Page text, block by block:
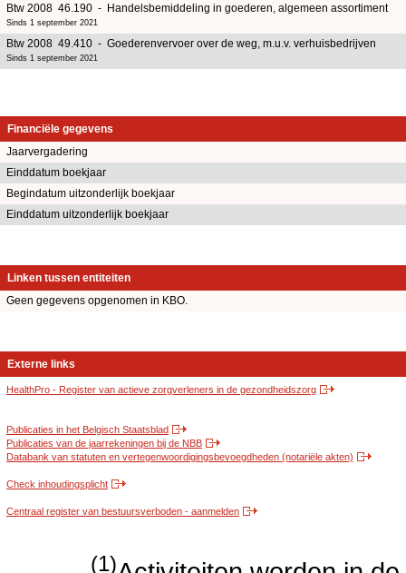
Btw 2008 46.190 - Handelsbemiddeling in goederen, algemeen assortiment
Sinds 1 september 2021
Btw 2008 49.410 - Goederenvervoer over de weg, m.u.v. verhuisbedrijven
Sinds 1 september 2021
Financiële gegevens
Jaarvergadering
Einddatum boekjaar
Begindatum uitzonderlijk boekjaar
Einddatum uitzonderlijk boekjaar
Linken tussen entiteiten
Geen gegevens opgenomen in KBO.
Externe links
HealthPro - Register van actieve zorgverleners in de gezondheidszorg
Publicaties in het Belgisch Staatsblad
Publicaties van de jaarrekeningen bij de NBB
Databank van statuten en vertegenwoordigingsbevoegdheden (notariële akten)
Check inhoudingsplicht
Centraal register van bestuursverboden - aanmelden
(1)